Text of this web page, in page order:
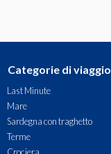
Categorie di viaggio
Last Minute
Mare
Sardegna con traghetto
Terme
Crociera